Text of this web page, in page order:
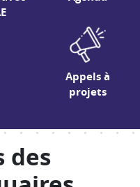
Appels à
projets
des